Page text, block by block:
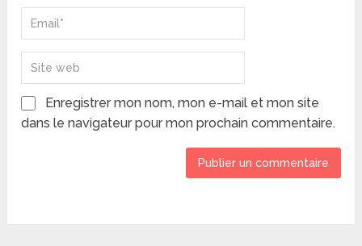
Enregistrer mon nom, mon e-mail et mon site
dans le navigateur pour mon prochain commentaire.